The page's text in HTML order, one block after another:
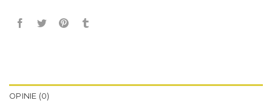
OPINIE (0)